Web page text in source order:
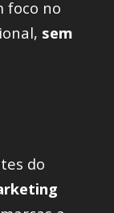
foco no
sem
do